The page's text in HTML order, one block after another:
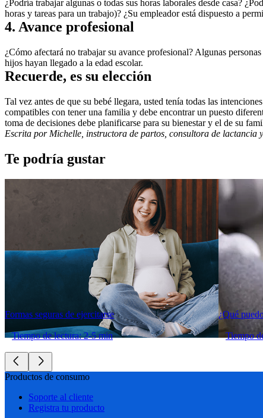
¿Podría trabajar algunas o todas sus horas laborales desde casa?
horas y tareas para un trabajo)? ¿Su empleador está dispuesto a
4. Avance profesional
¿Cómo afectará no trabajar su avance profesional? Algunas
hijos hayan llegado a la edad escolar.
Recuerde, es su elección
Tal vez antes de que su bebé llegara, usted tenía todas las
compatibles con tener una familia y debe encontrar un puesto
toma de decisiones debe planificarse para su bienestar y el de su
Escrita por Michelle, instructora de partos, consultora de lactancia
Te podría gustar
Formas seguras de ejercitarse
Tiempo de lectura: 2-5 min
¿Qué
Tiempo
Productos de consumo
Soporte al cliente
Registra tu producto